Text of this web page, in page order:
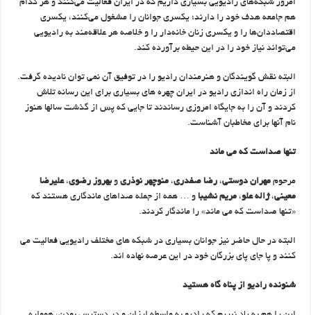
امروز شبکه‌های رادیویی بسیاری داریم که در ایران فعالیت می‌کنند و هر کدام
هم جامعه هدف خود را دارند؛ یکسری جوانان را مشغول می‌کنند، یکسری
اقتصاددان‌ها را و یکسری زنان خانه‌دار را و خلاصه هر علاقه‌مند به رادیویی
می‌تواند نیاز خود را در این حیطه برآورده کند.
البته نقش گویندگان و هنرمندان رادیو را در توفیق آن نمی توان نادیده گرفت.
از زمان راه اندازی رادیو در ایران چهره های بسیاری برای این رسانه تلاش
کردند و آن را به جایگاه امروزی رساندند تا جایی که پس از گذشت سالها هنوز
نام آنها برای مخاطبان آشناست.
تنها صداست که می ماند
مرحوممهران دوستی،رضا صفدری،منوچهر نوذری وبهروز رضوی،علیرضا
معینی،ژاله علو،مریم نشیباو … همه از جمله صداهای ماندگاری هستند که
«تنها صداست که می ماند» را ماندگار کردند.
البته در حال حاضر نیز جوانان بسیاری در شبکه های مختلف رادیویی فعالیت می
کنند و پا جای پای بزرگان خود در این عرصه نهاده اند.
شنونده رادیو از پناه گاه هستید